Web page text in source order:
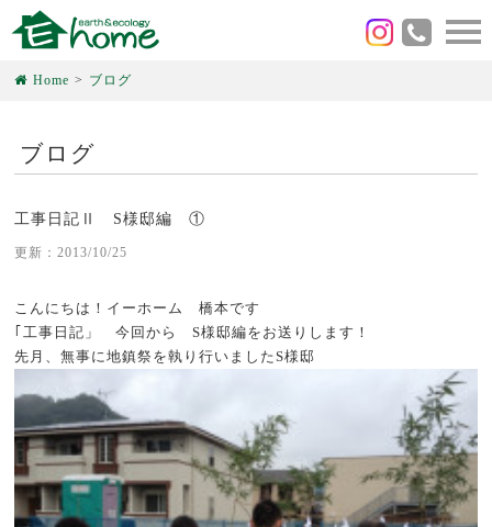
Home ブログ
ブログ
工事日記Ⅱ S様邸編 ①
更新：2013/10/25
こんにちは！イーホーム 橋本です
｢工事日記」 今回から S様邸編をお送りします！
先月、無事に地鎮祭を執り行いましたS様邸